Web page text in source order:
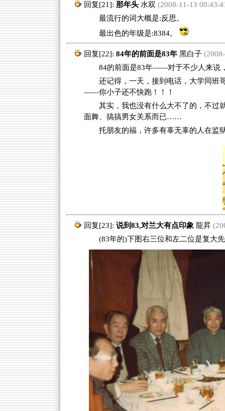
回复[21]: 那年头 水双 (2008-11-13
最流行的词大概是:反思。
最出色的年级是:8384。
回复[22]: 84年的前面是83年 黑白子(2008-
84的前面是83年——对于不少人来说
还记得，一天，接到电话，大学同
——你小子还不快跑！！！
其实，我也没有什么大不了的，不过
面舞、搞搞男女关系而已……
托朋友的福，许多有辜无辜的人在
回复[23]: 说到83,对兰大有点印象 龍昇
(83年的)下图右三位和左二位是复大先